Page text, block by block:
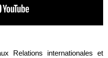
Relations internationales et